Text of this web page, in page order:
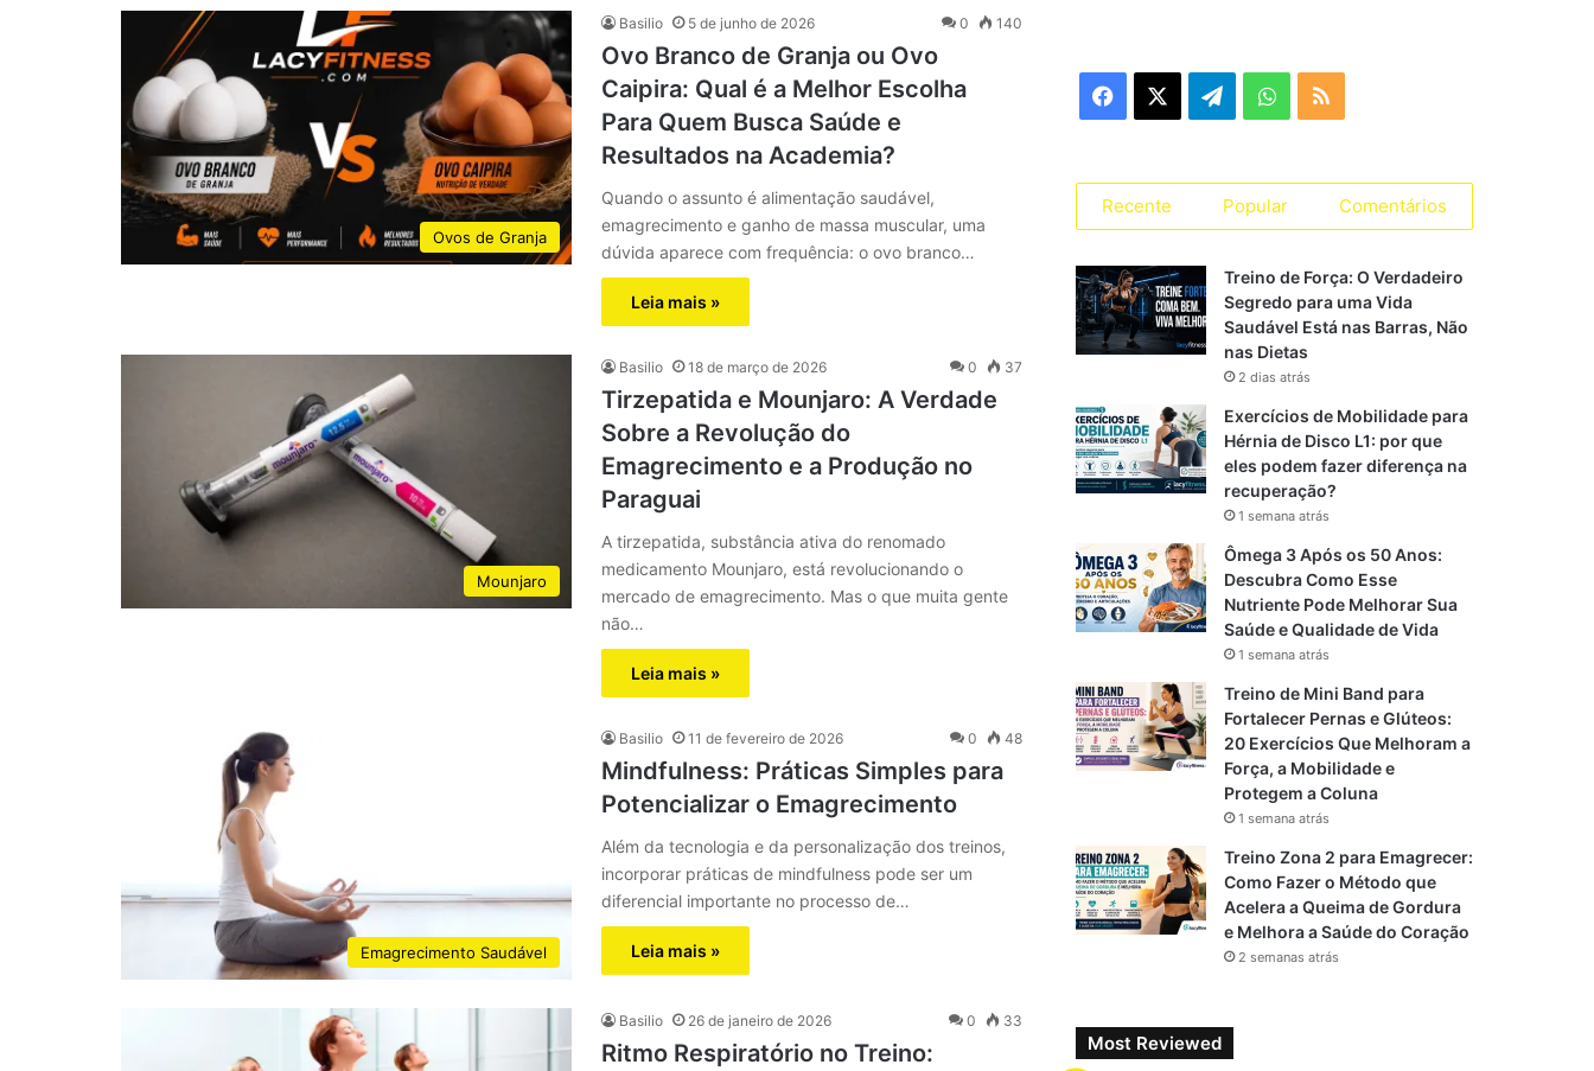
Ovos de Granja
Basilio 5 de junho de 2026 0 140
Ovo Branco de Granja ou Ovo
Caipira: Qual é a Melhor Escolha
Para Quem Busca Saúde e
Resultados na Academia?
Quando o assunto é alimentação saudável,
emagrecimento e ganho de massa muscular, uma
dúvida aparece com frequência: o ovo branco…
Leia mais »
Mounjaro
Basilio 18 de março de 2026 0 37
Tirzepatida e Mounjaro: A Verdade
Sobre a Revolução do
Emagrecimento e a Produção no
Paraguai
A tirzepatida, substância ativa do renomado
medicamento Mounjaro, está revolucionando o
mercado de emagrecimento. Mas o que muita gente
não…
Leia mais »
Emagrecimento Saudável
Basilio 11 de fevereiro de 2026 0 48
Mindfulness: Práticas Simples para
Potencializar o Emagrecimento
Além da tecnologia e da personalização dos treinos,
incorporar práticas de mindfulness pode ser um
diferencial importante no processo de…
Leia mais »
Basilio 26 de janeiro de 2026 0 33
Ritmo Respiratório no Treino:
r
a
c
e
b
o
k
l
e
g
r
a
m
W
a
t
s
A
p
p
S
Recente Popular Comentários
Treino de Força: O Verdadeiro
Segredo para uma Vida
Saudável Está nas Barras, Não
nas Dietas
2 dias atrás
Exercícios de Mobilidade para
Hérnia de Disco L1: por que
eles podem fazer diferença na
recuperação?
1 semana atrás
Ômega 3 Após os 50 Anos:
Descubra Como Esse
Nutriente Pode Melhorar Sua
Saúde e Qualidade de Vida
1 semana atrás
Treino de Mini Band para
Fortalecer Pernas e Glúteos:
20 Exercícios Que Melhoram a
Força, a Mobilidade e
Protegem a Coluna
1 semana atrás
Treino Zona 2 para Emagrecer:
Como Fazer o Método que
Acelera a Queima de Gordura
e Melhora a Saúde do Coração
2 semanas atrás
Most Reviewed